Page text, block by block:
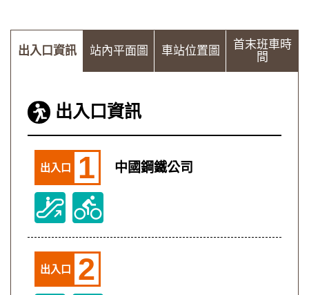
出入口資訊 站內平面圖 車站位置圖
首末班車時
間
出入口資訊
出入口 1 中國鋼鐵公司
出入口 2